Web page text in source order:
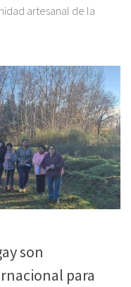
artesanal de la
son
para